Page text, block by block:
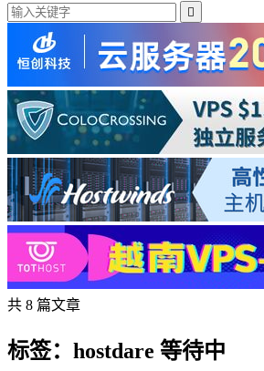

共 8 篇文章
标签：hostdare 等待中